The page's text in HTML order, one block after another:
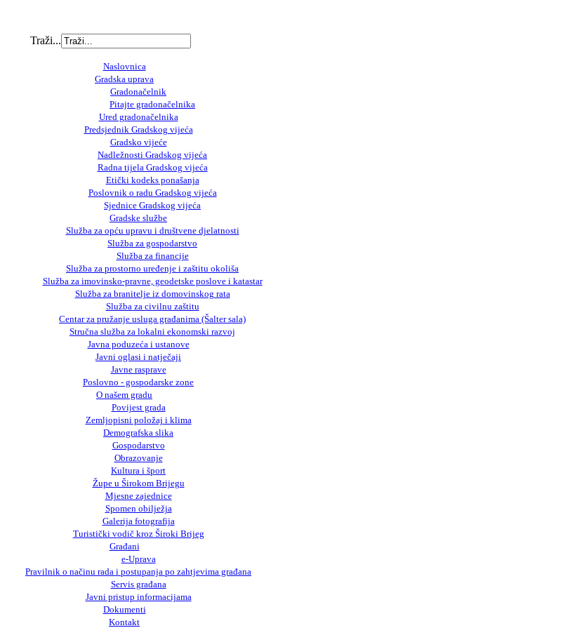
Traži...
Naslovnica
Gradska uprava
Gradonačelnik
Pitajte gradonačelnika
Ured gradonačelnika
Predsjednik Gradskog vijeća
Gradsko vijeće
Nadležnosti Gradskog vijeća
Radna tijela Gradskog vijeća
Etički kodeks ponašanja
Poslovnik o radu Gradskog vijeća
Sjednice Gradskog vijeća
Gradske službe
Služba za opću upravu i društvene djelatnosti
Služba za gospodarstvo
Služba za financije
Služba za prostorno uređenje i zaštitu okoliša
Služba za imovinsko-pravne, geodetske poslove i katastar
Služba za branitelje iz domovinskog rata
Služba za civilnu zaštitu
Centar za pružanje usluga građanima (Šalter sala)
Stručna služba za lokalni ekonomski razvoj
Javna poduzeća i ustanove
Javni oglasi i natječaji
Javne rasprave
Poslovno - gospodarske zone
O našem gradu
Povijest grada
Zemljopisni položaj i klima
Demografska slika
Gospodarstvo
Obrazovanje
Kultura i šport
Župe u Širokom Brijegu
Mjesne zajednice
Spomen obilježja
Galerija fotografija
Turistički vodič kroz Široki Brijeg
Građani
e-Uprava
Pravilnik o načinu rada i postupanja po zahtjevima građana
Servis građana
Javni pristup informacijama
Dokumenti
Kontakt